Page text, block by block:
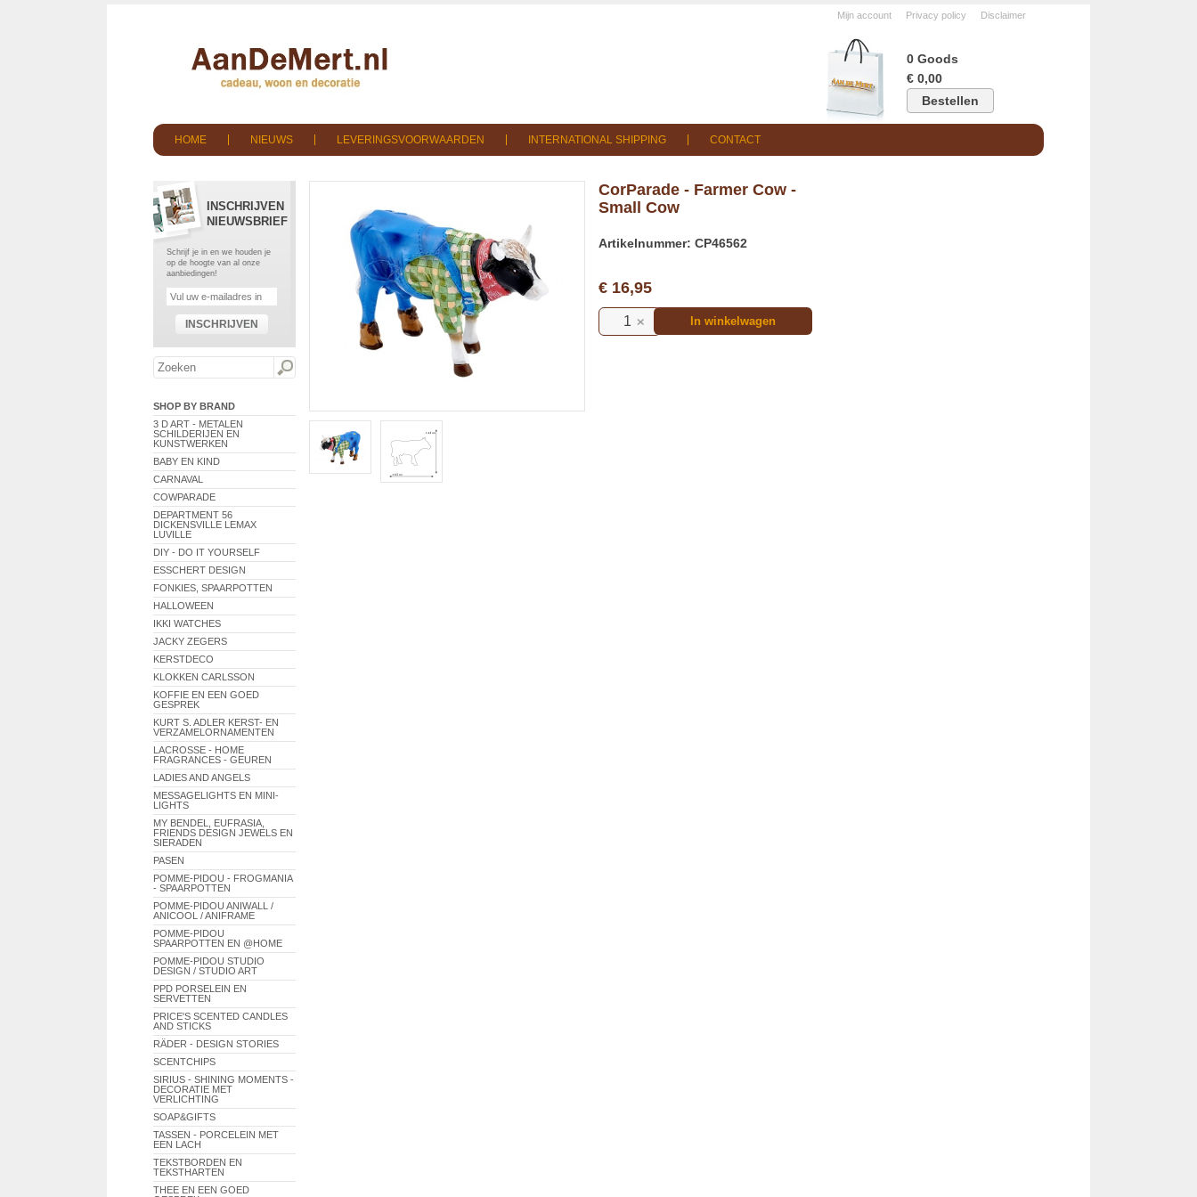
Mijn account Privacy policy Disclaimer
0 Goods
€ 0,00
Bestellen
HOME NIEUWS LEVERINGSVOORWAARDEN INTERNATIONAL SHIPPING CONTACT
INSCHRIJVEN
NIEUWSBRIEF
Schrijf je in en we houden je
op de hoogte van al onze
aanbiedingen!
INSCHRIJVEN
SHOP BY BRAND
3 D ART - METALEN
SCHILDERIJEN EN
KUNSTWERKEN
BABY EN KIND
CARNAVAL
COWPARADE
DEPARTMENT 56
DICKENSVILLE LEMAX
LUVILLE
DIY - DO IT YOURSELF
ESSCHERT DESIGN
FONKIES, SPAARPOTTEN
HALLOWEEN
IKKI WATCHES
JACKY ZEGERS
KERSTDECO
KLOKKEN CARLSSON
KOFFIE EN EEN GOED
GESPREK
KURT S. ADLER KERST- EN
VERZAMELORNAMENTEN
LACROSSE - HOME
FRAGRANCES - GEUREN
LADIES AND ANGELS
MESSAGELIGHTS EN MINI-
LIGHTS
MY BENDEL, EUFRASIA,
FRIENDS DESIGN JEWELS EN
SIERADEN
PASEN
POMME-PIDOU - FROGMANIA
- SPAARPOTTEN
POMME-PIDOU ANIWALL /
ANICOOL / ANIFRAME
POMME-PIDOU
SPAARPOTTEN EN @HOME
POMME-PIDOU STUDIO
DESIGN / STUDIO ART
PPD PORSELEIN EN
SERVETTEN
PRICE'S SCENTED CANDLES
AND STICKS
RÄDER - DESIGN STORIES
SCENTCHIPS
SIRIUS - SHINING MOMENTS -
DECORATIE MET
VERLICHTING
SOAP&GIFTS
TASSEN - PORCELEIN MET
EEN LACH
TEKSTBORDEN EN
TEKSTHARTEN
THEE EN EEN GOED
CorParade - Farmer Cow -
Small Cow
Artikelnummer: CP46562
€ 16,95
In winkelwagen